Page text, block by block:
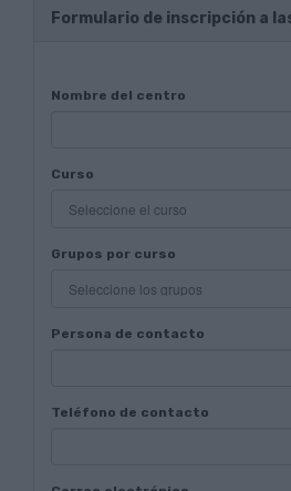
Formulario de inscripción a
Nombre del centro
Curso
Grupos por curso
Persona de contacto
Teléfono de contacto